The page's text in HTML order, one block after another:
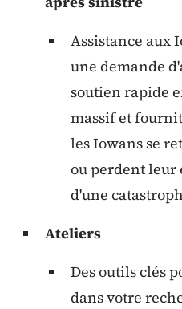
Assistance aux
une demande
soutien rapide
massif et
les Iowans se
ou perdent leur
d'une
Ateliers
Des outils clés
dans votre